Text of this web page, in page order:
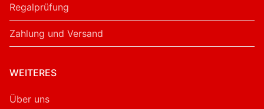
Regalprüfung
Zahlung und Versand
WEITERES
Über uns